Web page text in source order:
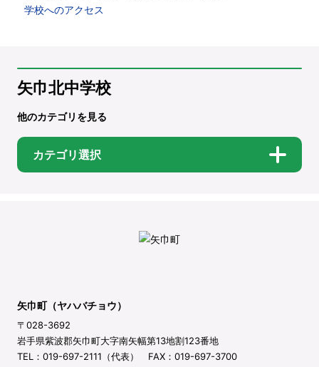
学校へのアクセス
矢巾北中学校
他のカテゴリを見る
カテゴリ選択
矢巾町（ヤハバチョウ）
〒028-3692
岩手県紫波郡矢巾町大字南矢幅第13地割123番地
TEL：019-697-2111（代表） FAX：019-697-3700